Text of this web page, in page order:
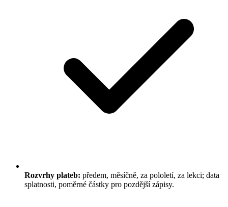
Rozvrhy plateb: předem, měsíčně, za pololetí, za lekci; data
splatnosti, poměrné částky pro pozdější zápisy.